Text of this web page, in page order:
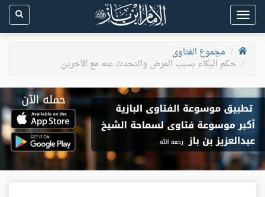
Toggle
navigation
مجموع الفتاوى
حكم البكاء بسبب المرض والتحدث عنه مع الآخرين